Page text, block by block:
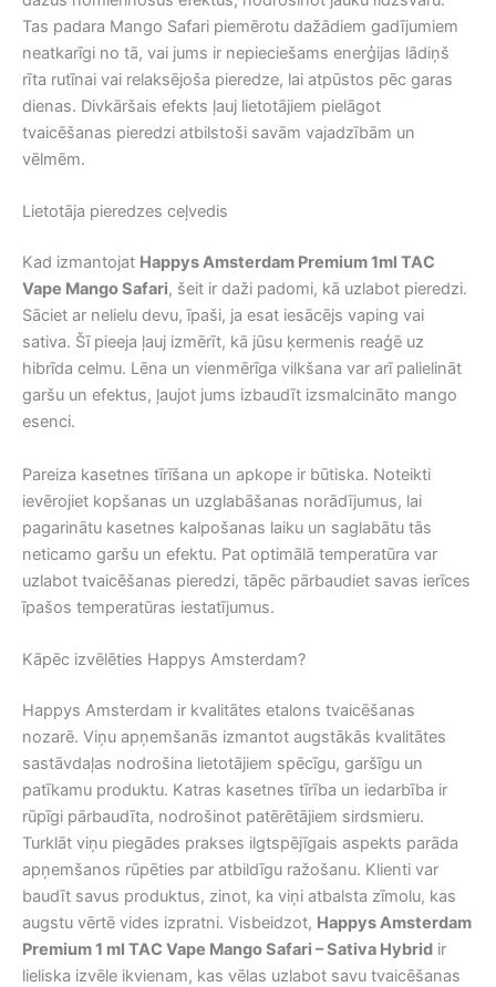
Tas padara Mango Safari piemērotu dažādiem gadījumiem
neatkarīgi no tā, vai jums ir nepieciešams enerģijas lādiņš
rīta rutīnai vai relaksējoša pieredze, lai atpūstos pēc garas
dienas. Divkāršais efekts ļauj lietotājiem pielāgot
tvaicēšanas pieredzi atbilstoši savām vajadzībām un
vēlmēm.
Lietotāja pieredzes ceļvedis
Kad izmantojat Happys Amsterdam Premium 1ml TAC
Vape Mango Safari, šeit ir daži padomi, kā uzlabot pieredzi.
Sāciet ar nelielu devu, īpaši, ja esat iesācējs vaping vai
sativa. Šī pieeja ļauj izmērīt, kā jūsu ķermenis reaģē uz
hibrīda celmu. Lēna un vienmērīga vilkšana var arī palielināt
garšu un efektus, ļaujot jums izbaudīt izsmalcināto mango
esenci.
Pareiza kasetnes tīrīšana un apkope ir būtiska. Noteikti
ievērojiet kopšanas un uzglabāšanas norādījumus, lai
pagarinātu kasetnes kalpošanas laiku un saglabātu tās
neticamo garšu un efektu. Pat optimālā temperatūra var
uzlabot tvaicēšanas pieredzi, tāpēc pārbaudiet savas ierīces
īpašos temperatūras iestatījumus.
Kāpēc izvēlēties Happys Amsterdam?
Happys Amsterdam ir kvalitātes etalons tvaicēšanas
nozarē. Viņu apņemšanās izmantot augstākās kvalitātes
sastāvdaļas nodrošina lietotājiem spēcīgu, garšīgu un
patīkamu produktu. Katras kasetnes tīrība un iedarbība ir
rūpīgi pārbaudīta, nodrošinot patērētājiem sirdsmieru.
Turklāt viņu piegādes prakses ilgtspējīgais aspekts parāda
apņemšanos rūpēties par atbildīgu ražošanu. Klienti var
baudīt savus produktus, zinot, ka viņi atbalsta zīmolu, kas
augstu vērtē vides izpratni. Visbeidzot, Happys Amsterdam
Premium 1 ml TAC Vape Mango Safari – Sativa Hybrid ir
lieliska izvēle ikvienam, kas vēlas uzlabot savu tvaicēšanas